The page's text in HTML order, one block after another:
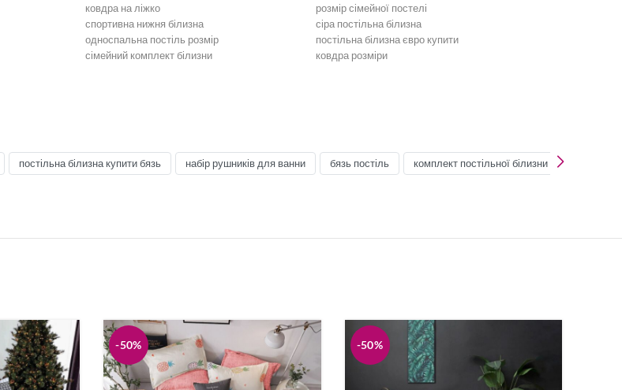
ковдра на ліжко
розмір сімейної постелі
спортивна нижня білизна
сіра постільна білизна
односпальна постіль розмір
постільна білизна євро купити
сімейний комплект білизни
ковдра розміри
Постіль євро розмір
Постіль сімейна
Постіль італійський Сатин
Постіль Креп-Сатин
постільна білизна купити бязь набір рушників для ванни бязь постіль комплект постільної білизни дитячий
-50% -50%